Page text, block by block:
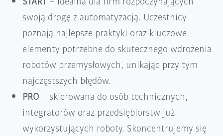
swoją drogę z automatyzacją. Uczestnicy
poznają najlepsze praktyki oraz kluczowe
elementy potrzebne do skutecznego wdrożenia
robotów przemysłowych, unikając przy tym
najczęstszych błędów.
PRO – skierowana do osób technicznych,
integratorów oraz przedsiębiorstw już
wykorzystujących roboty. Skoncentrujemy się